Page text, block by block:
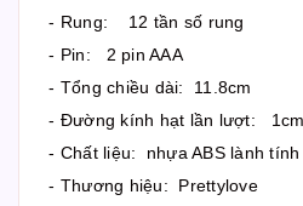
- Rung: 12 tần số rung
- Pin: 2 pin AAA
- Tổng chiều dài: 11.8cm
- Đường kính hạt lần lượt:
- Chất liệu: nhựa ABS lành tính
- Thương hiệu: Prettylove